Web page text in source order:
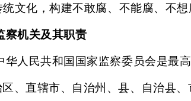
文化，构建不敢腐、不能腐、不想
察机关及其职责
华人民共和国国家监察委员会是最高
、直辖市、自治州、县、自治县、